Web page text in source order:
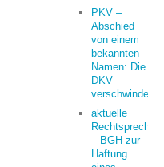
PKV –
Abschied
von einem
bekannten
Namen: Die
DKV
verschwindet
aktuelle
– BGH zur
Haftung